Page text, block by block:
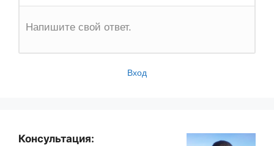
Напишите свой ответ.
Вход
Консультация: